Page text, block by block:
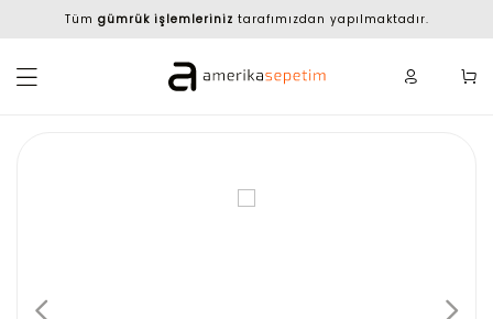
Tüm gümrük işlemleriniz tarafımızdan yapılmaktadır.